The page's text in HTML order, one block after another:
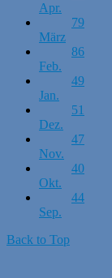
Apr.
79
März
86
Feb.
49
Jan.
51
Dez.
47
Nov.
40
Okt.
44
Sep.
Back to Top